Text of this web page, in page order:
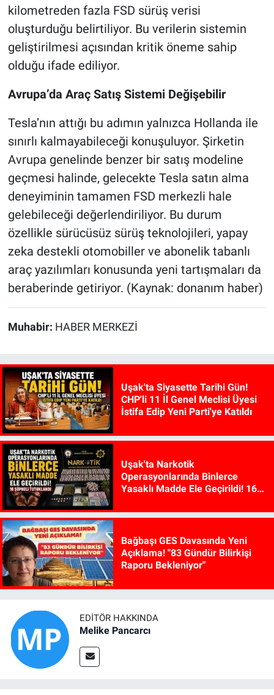
kilometreden fazla FSD sürüş verisi
oluşturduğu belirtiliyor. Bu verilerin sistemin
geliştirilmesi açısından kritik öneme sahip
olduğu ifade ediliyor.
Avrupa’da Araç Satış Sistemi Değişebilir
Tesla’nın attığı bu adımın yalnızca Hollanda ile
sınırlı kalmayabileceği konuşuluyor. Şirketin
Avrupa genelinde benzer bir satış modeline
geçmesi halinde, gelecekte Tesla satın alma
deneyiminin tamamen FSD merkezli hale
gelebileceği değerlendiriliyor. Bu durum
özellikle sürücüsüz sürüş teknolojileri, yapay
zeka destekli otomobiller ve abonelik tabanlı
araç yazılımları konusunda yeni tartışmaları da
beraberinde getiriyor. (Kaynak: donanım haber)
Muhabir: HABER MERKEZİ
Uşak'ta Siyasette Tarihi Gün!
CHP'li 11 İl Genel Meclisi Üyesi
İstifa Edip Yeni Parti'ye Katıldı
Uşak'ta Narkotik
Operasyonlarında Binlerce
Yasaklı Madde Ele Geçirildi! 16
Bağbaşı GES Davasında Yeni
Açıklama! "83 Gündür Bilirkişi
Raporu Bekleniyor"
EDITÖR HAKKINDA
Melike Pancarcı